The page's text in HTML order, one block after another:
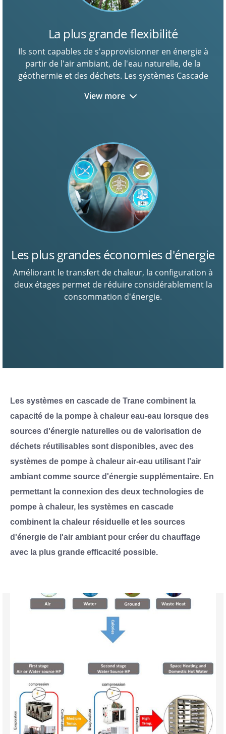
La plus grande flexibilité
Ils sont capables de s'approvisionner en énergie à
partir de l'air ambiant, de l'eau naturelle, de la
géothermie et des déchets. Les systèmes Cascade
View more
Les plus grandes économies d'énergie
Améliorant le transfert de chaleur, la configuration à
deux étages permet de réduire considérablement la
consommation d'énergie.
Les systèmes en cascade de Trane combinent la
capacité de la pompe à chaleur eau-eau lorsque des
sources d'énergie naturelles ou de valorisation de
déchets réutilisables sont disponibles, avec des
systèmes de pompe à chaleur air-eau utilisant l'air
ambiant comme source d'énergie supplémentaire. En
permettant la connexion des deux technologies de
pompe à chaleur, les systèmes en cascade
combinent la chaleur résiduelle et les sources
d'énergie de l'air ambiant pour créer du chauffage
avec la plus grande efficacité possible.